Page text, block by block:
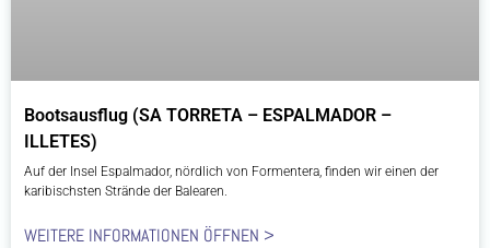
Bootsausflug (SA TORRETA – ESPALMADOR –
ILLETES)
Auf der Insel Espalmador, nördlich von Formentera, finden wir einen der
karibischsten Strände der Balearen.
WEITERE INFORMATIONEN ÖFFNEN >